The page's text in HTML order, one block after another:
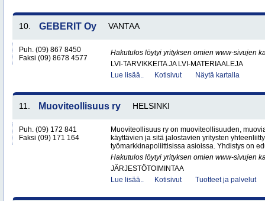
10. GEBERIT Oy VANTAA
Puh. (09) 867 8450
Faksi (09) 8678 4577
Hakutulos löytyi yrityksen omien www-sivujen
LVI-TARVIKKEITA JA LVI-MATERIAALEJA
Lue lisää..
Kotisivut Näytä kartalla
11. Muoviteollisuus ry HELSINKI
Puh. (09) 172 841
Faksi (09) 171 164
Muoviteollisuus ry on muoviteollisuuden,
käyttävien ja sitä jalostavien yritysten
työmarkkinapoliittisissa asioissa. Yhdistys on
Hakutulos löytyi yrityksen omien www-sivujen
JÄRJESTÖTOIMINTAA
Lue lisää..
Kotisivut Tuotteet ja palvelut